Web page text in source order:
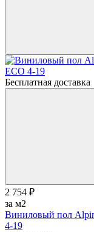
Бесплатная доставка
2 754 ₽
за м2
Виниловый пол
4-19